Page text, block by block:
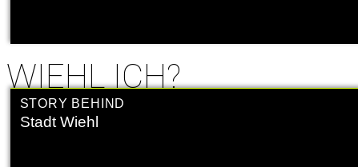
WIEHL ICH?
STORY BEHIND
Stadt Wiehl